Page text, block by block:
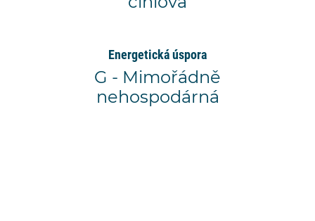
Energetická úspora
G - Mimořádně
nehospodárná